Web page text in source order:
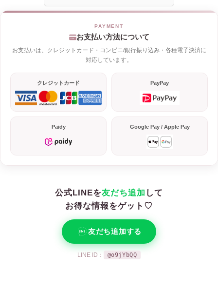
お支払い方法について
お支払いは、クレジットカード・コンビニ/銀行振り込み・各種電子決済に
対応しています。
クレジットカード PayPay
Paidy Google Pay / Apple Pay
公式LINEを友だち追加 して
お得な情報をゲット♡
友だち追加する
LINE ID： @o9jYbQQ